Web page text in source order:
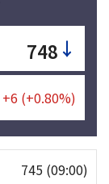
748 ↓
+6 (+0.80%)
745 (09:00)